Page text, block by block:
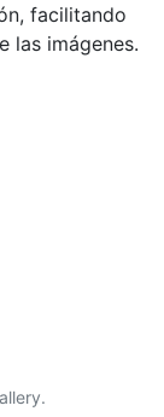
facilitando
las imágenes.